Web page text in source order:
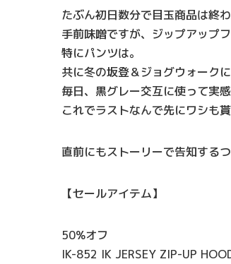
たぶん初日数分で目玉商品は終
手前味噌ですが、ジップアップ
特にパンツは。
共に冬の坂登＆ジョグウォークに
毎日、黒グレー交互に使って実感
これでラストなんで先にワシも貰
直前にもストーリーで告知する
【セールアイテム】
50%オフ
IK-852 IK JERSEY ZIP-UP